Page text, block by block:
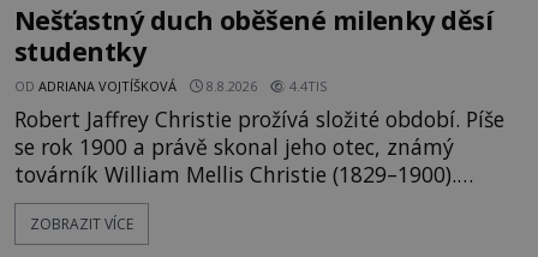
Nešťastný duch oběšené milenky děsí
studentky
OD ADRIANA VOJTÍŠKOVÁ 8.8.2026 4.4TIS
Robert Jaffrey Christie prožívá složité období. Píše
se rok 1900 a právě skonal jeho otec, známý
továrník William Mellis Christie (1829–1900).
Smutná událost je ale doprovázena ohromným
dědictvím... Robertu připadne rodinné sídlo v
ZOBRAZIT VÍCE